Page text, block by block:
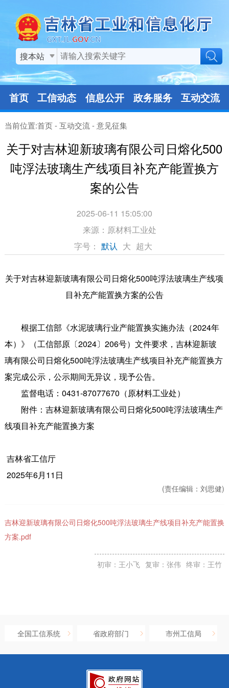
搜本站
首页 工信动态 信息公开 政务服务 互动交流
当前位置:首页-互动交流-意见征集
关于对吉林迎新玻璃有限公司日熔化500
吨浮法玻璃生产线项目补充产能置换方
案的公告
2025-06-11 15:05:00
来源： 原材料工业处
字号： 默认 大 超大
关于对吉林迎新玻璃有限公司日熔化500吨浮法玻璃生产线项
目补充产能置换方案的公告
根据工信部《水泥玻璃行业产能置换实施办法（2024年
本）》（工信部原〔2024〕206号）文件要求，吉林迎新玻
璃有限公司日熔化500吨浮法玻璃生产线项目补充产能置换方
案完成公示，公示期间无异议，现予公告。
监督电话：0431-87077670（原材料工业处）
附件：吉林迎新玻璃有限公司日熔化500吨浮法玻璃生产
线项目补充产能置换方案
吉林省工信厅
2025年6月11日
(责任编辑：刘思健)
吉林迎新玻璃有限公司日熔化500吨浮法玻璃生产线项目补充产能置换
方案.pdf
初审：王小飞 复审：张伟 终审：王竹
全国工信系统 省政府部门 市州工信局